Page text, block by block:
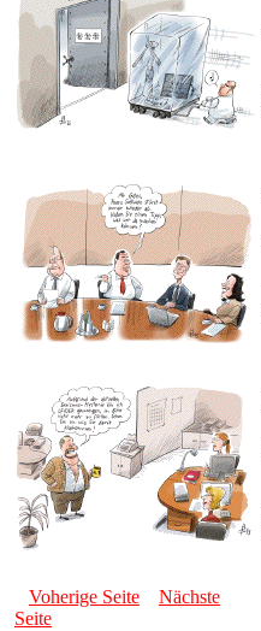
Voherige Seite
Nächste
Seite